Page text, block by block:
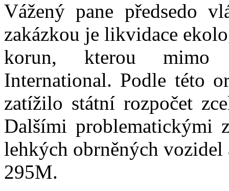
Vážený pane předsedo
zakázkou je likvidace
korun, kterou mimo
International. Podle této
zatížilo státní rozpočet
Dalšími problematickými
lehkých obrněných
295M.